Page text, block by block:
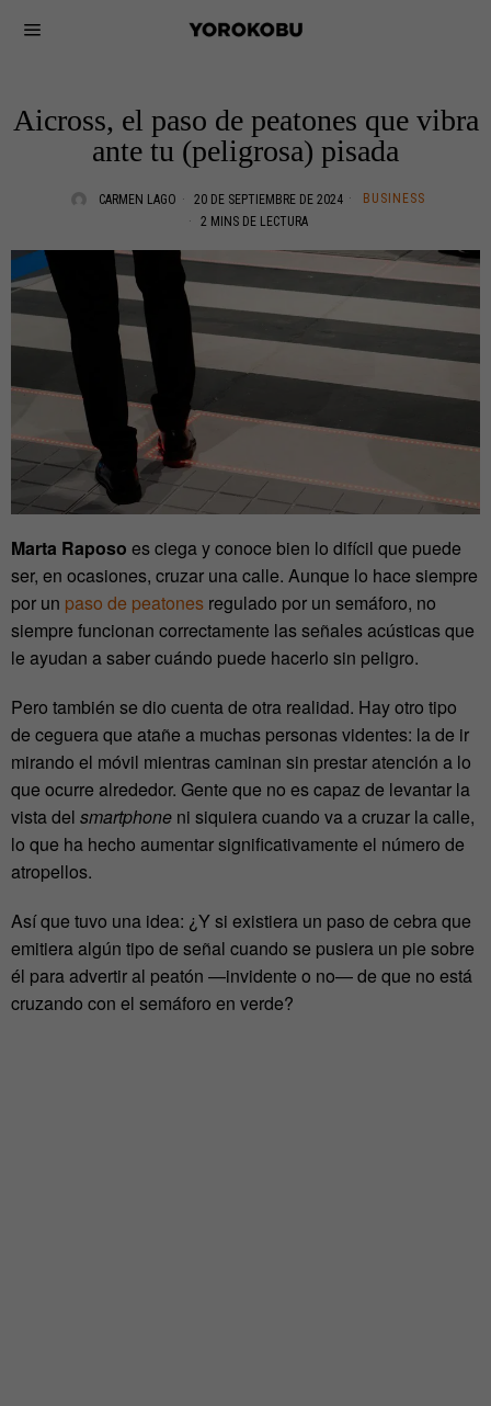
Aicross, el paso de peatones que vibra
ante tu (peligrosa) pisada
CARMEN LAGO 20 DE SEPTIEMBRE DE 2024
BUSINESS
2 MINS DE LECTURA
Marta Raposo es ciega y conoce bien lo difícil que puede
ser, en ocasiones, cruzar una calle. Aunque lo hace siempre
por un paso de peatones regulado por un semáforo, no
siempre funcionan correctamente las señales acústicas que
le ayudan a saber cuándo puede hacerlo sin peligro.
Pero también se dio cuenta de otra realidad. Hay otro tipo
de ceguera que atañe a muchas personas videntes: la de ir
mirando el móvil mientras caminan sin prestar atención a lo
que ocurre alrededor. Gente que no es capaz de levantar la
vista del smartphone ni siquiera cuando va a cruzar la calle,
lo que ha hecho aumentar significativamente el número de
atropellos.
Así que tuvo una idea: ¿Y si existiera un paso de cebra que
emitiera algún tipo de señal cuando se pusiera un pie sobre
él para advertir al peatón —invidente o no— de que no está
cruzando con el semáforo en verde?